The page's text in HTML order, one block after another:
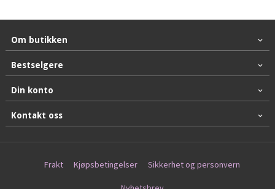
Om butikken
Bestselgere
Din konto
Kontakt oss
Frakt Kjøpsbetingelser Sikkerhet og personvern